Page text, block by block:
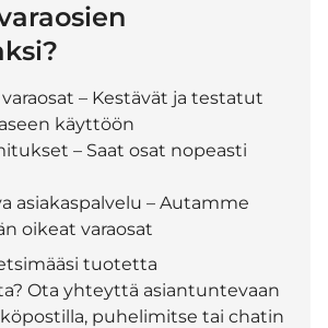
– Kestävät ja testatut
käyttöön
– Saat osat nopeasti
asiakaspalvelu – Autamme
oikeat varaosat
tuotetta
Ota yhteyttä asiantuntevaan
puhelimitse tai chatin